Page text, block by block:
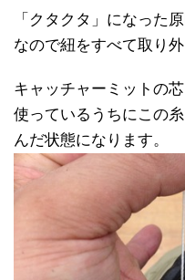
「クタクタ」になった
なので紐をすべて取り
キャッチャーミットの
使っているうちにこの
んだ状態になります。